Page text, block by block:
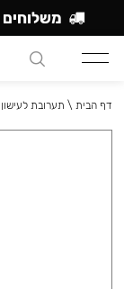
דף הבית \ תערובת לעישון
משלוחים